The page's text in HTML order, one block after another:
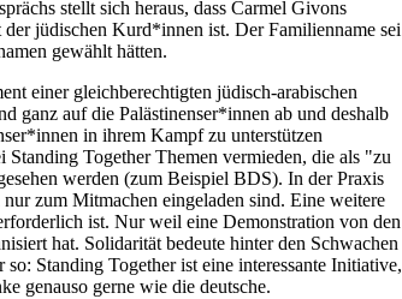
stellt sich heraus, dass Carmel Givons
jüdischen Kurd*innen ist. Der Familienname sei
gewählt hätten.
einer gleichberechtigten jüdisch-arabischen
ganz auf die Palästinenser*innen ab und deshalb
in ihrem Kampf zu unterstützen
Standing Together Themen vermieden, die als "zu
werden (zum Beispiel BDS). In der Praxis
zum Mitmachen eingeladen sind. Eine weitere
ist. Nur weil eine Demonstration von den
hat. Solidarität bedeute hinter den Schwachen
Standing Together ist eine interessante Initiative,
genauso gerne wie die deutsche.